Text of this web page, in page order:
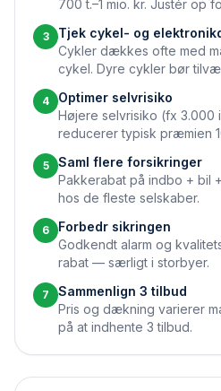
700 t.–1 mio. kr. Justér op
3
Tjek cykel- og
Cykler dækkes ofte med
cykel. Dyre cykler bør
4
Optimer selvrisiko
Højere selvrisiko (fx 3.000
reducerer typisk præmien
5
Saml flere forsikringer
Pakkerabat på indbo + bil
hos de fleste selskaber.
6
Forbedr sikringen
Godkendt alarm og
rabat — særligt i storbyer.
7
Sammenlign 3 tilbud
Pris og dækning varierer
på at indhente 3 tilbud.